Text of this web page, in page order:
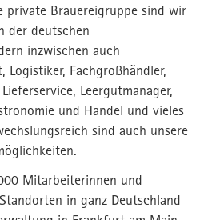
private Brauereigruppe sind wir
der deutschen
inzwischen auch
Fachgroßhändler,
Leergutmanager,
und Handel und vieles
sind auch unsere
Mitarbeiterinnen und
in ganz Deutschland